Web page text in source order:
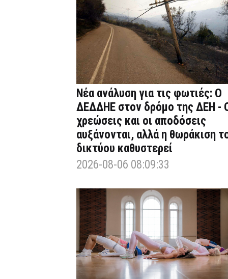
Νέα ανάλυση για τις φωτιές: Ο
ΔΕΔΔΗΕ στον δρόμο της ΔΕΗ -
χρεώσεις και οι αποδόσεις
αυξάνονται, αλλά η θωράκιση
δικτύου καθυστερεί
2026-08-06 08:09:33